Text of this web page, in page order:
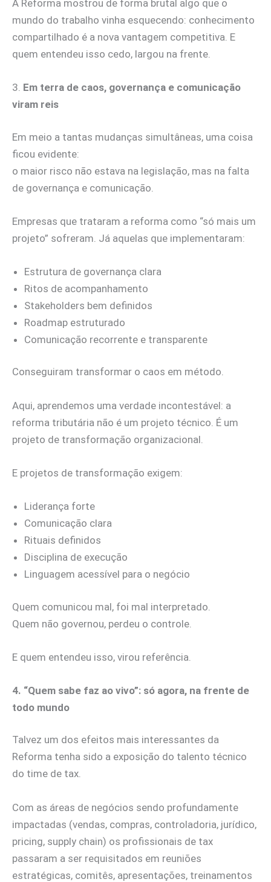
A Reforma mostrou de forma brutal algo que o
mundo do trabalho vinha esquecendo: conhecimento
compartilhado é a nova vantagem competitiva. E
quem entendeu isso cedo, largou na frente.
3. Em terra de caos, governança e comunicação
viram reis
Em meio a tantas mudanças simultâneas, uma coisa
ficou evidente:
o maior risco não estava na legislação, mas na falta
de governança e comunicação.
Empresas que trataram a reforma como “só mais um
projeto” sofreram. Já aquelas que implementaram:
Estrutura de governança clara
Ritos de acompanhamento
Stakeholders bem definidos
Roadmap estruturado
Comunicação recorrente e transparente
Conseguiram transformar o caos em método.
Aqui, aprendemos uma verdade incontestável: a
reforma tributária não é um projeto técnico. É um
projeto de transformação organizacional.
E projetos de transformação exigem:
Liderança forte
Comunicação clara
Rituais definidos
Disciplina de execução
Linguagem acessível para o negócio
Quem comunicou mal, foi mal interpretado.
Quem não governou, perdeu o controle.
E quem entendeu isso, virou referência.
4. “Quem sabe faz ao vivo”: só agora, na frente de
todo mundo
Talvez um dos efeitos mais interessantes da
Reforma tenha sido a exposição do talento técnico
do time de tax.
Com as áreas de negócios sendo profundamente
impactadas (vendas, compras, controladoria, jurídico,
pricing, supply chain) os profissionais de tax
passaram a ser requisitados em reuniões
estratégicas, comitês, apresentações, treinamentos